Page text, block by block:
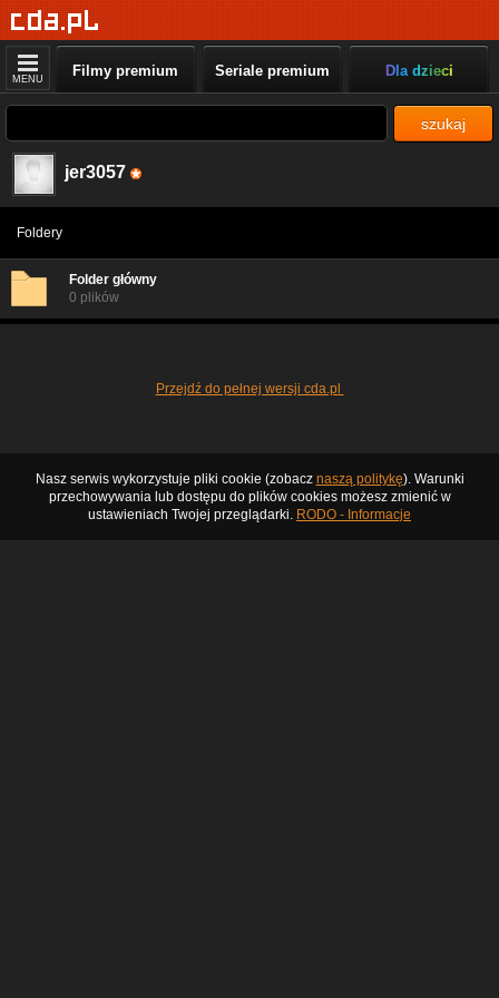
MENU Filmy premium Seriale premium Dla dzieci
szukaj
jer3057
Foldery
Folder główny
0 plików
Przejdź do pełnej wersji cda.pl
Nasz serwis wykorzystuje pliki cookie (zobacz naszą politykę). Warunki
przechowywania lub dostępu do plików cookies możesz zmienić w
ustawieniach Twojej przeglądarki. RODO - Informacje